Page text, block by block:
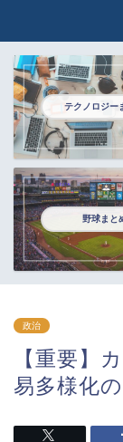
テクノロジー
野球まと
政治
【重要】
易多様化